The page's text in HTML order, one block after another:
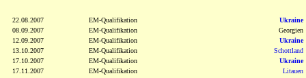
22.08.2007 EM-Qualifikation
Ukraine
08.09.2007
EM-Qualifikation
Georgien
12.09.2007
EM-Qualifikation
Ukraine
13.10.2007
EM-Qualifikation
Schottland
17.10.2007
EM-Qualifikation
Ukraine
17.11.2007
EM-Qualifikation
Litauen